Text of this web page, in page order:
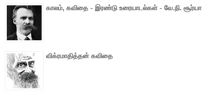
காலம், கவிதை - இரண்டு உரையாடல்கள் - வே.நி. சூர்யா
விக்ரமாதித்தன் கவிதை